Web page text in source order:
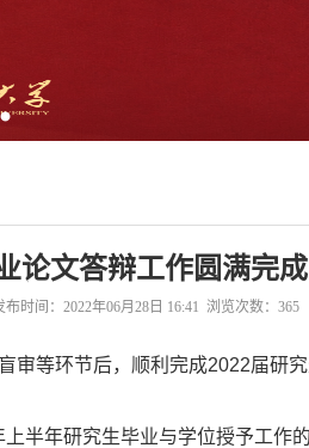
论文答辩工作圆满完成
时间：2022年06月28日 16:41 浏览次数： 365
审等环节后，顺利完成2022届研
上半年研究生毕业与学位授予工作